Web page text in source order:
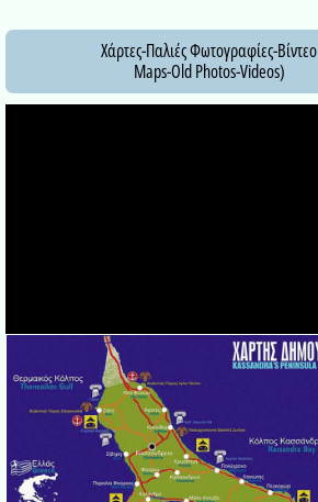
Χάρτες-Παλιές Φωτογραφίες-Βίντεο
Maps-Old Photos-Videos)